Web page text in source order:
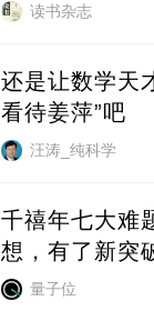
读书杂志
还是让数学天
看待姜萍”吧
汪涛_纯科学
千禧年七大难
想，有了新突
量子位